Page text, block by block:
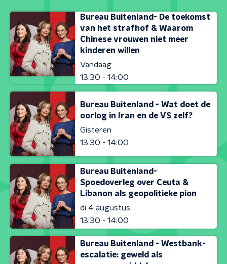
Bureau Buitenland- De toekomst
van het strafhof & Waarom
Chinese vrouwen niet meer
kinderen willen
Vandaag
13:30 - 14:00
Bureau Buitenland - Wat doet de
oorlog in Iran en de VS zelf?
Gisteren
13:30 - 14:00
Bureau Buitenland-
Spoedoverleg over Ceuta &
Libanon als geopolitieke pion
di 4 augustus
13:30 - 14:00
Bureau Buitenland - Westbank-
escalatie: geweld als